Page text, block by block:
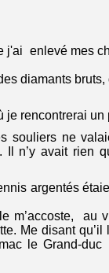
enlevé mes
diamants
rencontrerai un
souliers ne
Il n’y avait rien
argentés
m’accoste, au
Me disant
le Grand-duc